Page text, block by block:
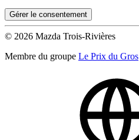
Gérer le consentement
© 2026 Mazda Trois-Rivières
Membre du groupe Le Prix du Gros